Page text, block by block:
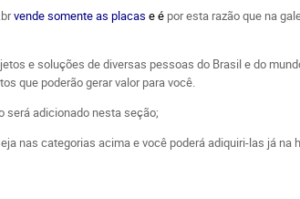
vende somente as placas e é por esta razão que na
e soluções de diversas pessoas do Brasil e do
que poderão gerar valor para você.
será adicionado nesta seção;
nas categorias acima e você poderá adiquiri-las já na